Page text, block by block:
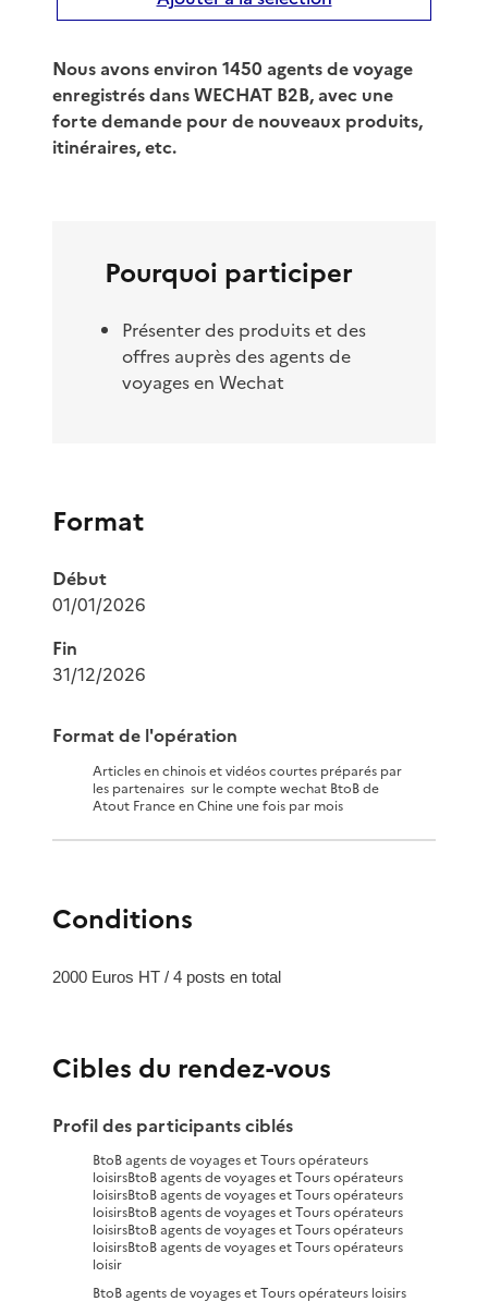
Nous avons environ 1450 agents de voyage
enregistrés dans WECHAT B2B, avec une
forte demande pour de nouveaux produits,
itinéraires, etc.
Pourquoi participer
Présenter des produits et des
offres auprès des agents de
voyages en Wechat
Format
Début
01/01/2026
Fin
31/12/2026
Format de l'opération
Articles en chinois et vidéos courtes préparés par
les partenaires sur le compte wechat BtoB de
Atout France en Chine une fois par mois
Conditions
2000 Euros HT / 4 posts en total
Cibles du rendez-vous
Profil des participants ciblés
BtoB agents de voyages et Tours opérateurs
loisirsBtoB agents de voyages et Tours opérateurs
loisirsBtoB agents de voyages et Tours opérateurs
loisirsBtoB agents de voyages et Tours opérateurs
loisirsBtoB agents de voyages et Tours opérateurs
loisirsBtoB agents de voyages et Tours opérateurs
loisir
BtoB agents de voyages et Tours opérateurs loisirs